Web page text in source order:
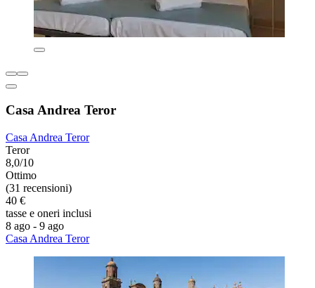
Casa Andrea Teror
Casa Andrea Teror
Teror
8,0/10
Ottimo
(31 recensioni)
40 €
tasse e oneri inclusi
8 ago - 9 ago
Casa Andrea Teror